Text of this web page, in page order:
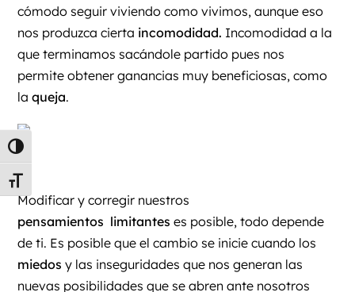
Alternar alto contraste
Alternar tamaño de letra
cómodo seguir viviendo como vivimos, aunque eso
nos produzca cierta incomodidad. Incomodidad a la
que terminamos sacándole partido pues nos
permite obtener ganancias muy beneficiosas, como
laqueja.
Modificar y corregir nuestros
pensamientos limitantes es posible, todo depende
de ti. Es posible que el cambio se inicie cuando los
miedos y las inseguridades que nos generan las
nuevas posibilidades que se abren ante nosotros